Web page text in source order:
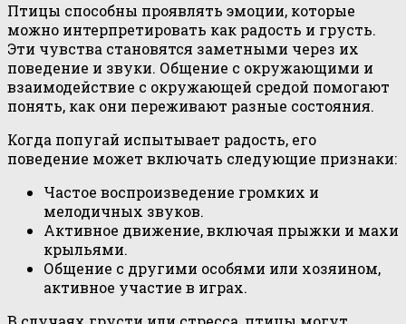
Птицы способны проявлять эмоции, которые
можно интерпретировать как радость и грусть.
Эти чувства становятся заметными через их
поведение и звуки. Общение с окружающими и
взаимодействие с окружающей средой помогают
понять, как они переживают разные состояния.
Когда попугай испытывает радость, его
поведение может включать следующие признаки:
Частое воспроизведение громких и
мелодичных звуков.
Активное движение, включая прыжки и махи
крыльями.
Общение с другими особями или хозяином,
активное участие в играх.